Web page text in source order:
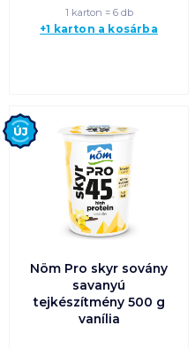
1 karton = 6 db
+1 karton a kosárba
Nöm Pro skyr sovány
savanyú
tejkészítmény 500 g
vanília
Új